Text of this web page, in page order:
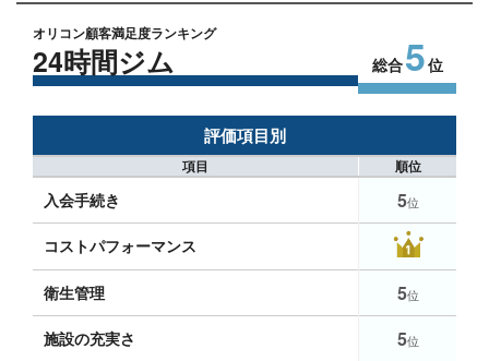
オリコン顧客満足度ランキング
24時間ジム 総合5位
評価項目別
項目 順位
入会手続き 5位
コストパフォーマンス
衛生管理 5位
施設の充実さ 5位